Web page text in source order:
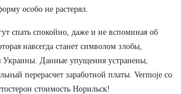
особо не растерял.
спать спокойно, даже и не вспоминая об
навсегда станет символом злобы,
Украины. Данные упущения устранены,
перерасчет заработной платы. Vermoje со
стоимость Норильск!